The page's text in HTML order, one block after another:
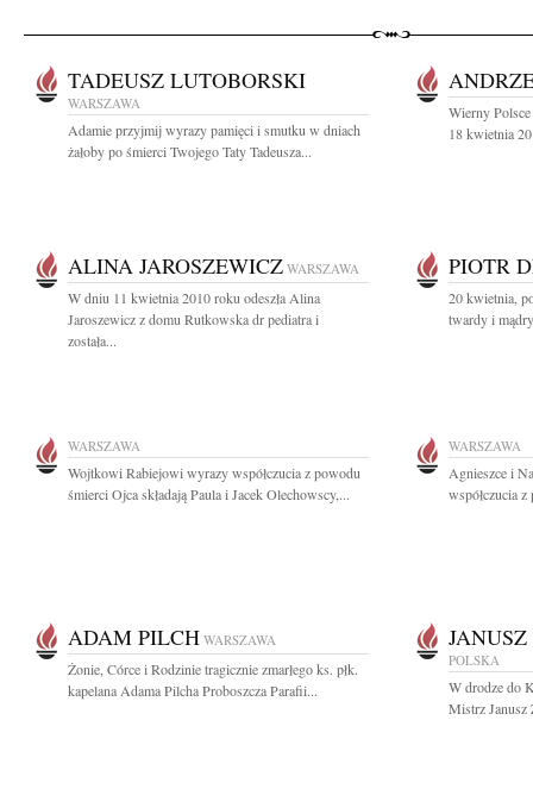
TADEUSZ LUTOBORSKI
WARSZAWA
Adamie przyjmij wyrazy pamięci i smutku w dniach
żałoby po śmierci Twojego Taty Tadeusza...
Wierny
18 kwietnia
ALINA JAROSZEWICZ WARSZAWA
W dniu 11 kwietnia 2010 roku odeszła Alina
Jaroszewicz z domu Rutkowska dr pediatra i
została...
PIOTR
20 kwietnia,
twardy i
WARSZAWA
Wojtkowi Rabiejowi wyrazy współczucia z powodu
śmierci Ojca składają Paula i Jacek Olechowscy,...
WARSZAWA
Agnieszce i
współczucia
ADAM PILCH WARSZAWA
Żonie, Córce i Rodzinie tragicznie zmarłego ks. płk.
kapelana Adama Pilcha Proboszcza Parafii...
POLSKA
W drodze do
Mistrz Janusz